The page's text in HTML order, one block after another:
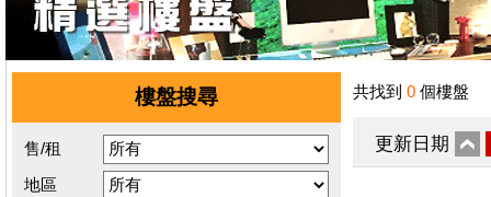
樓盤搜尋
售/租
地區
共找到 0 個樓盤
更新日期